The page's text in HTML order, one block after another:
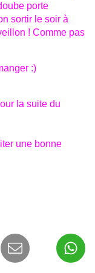
porte
sortir le soir à
! Comme pas
:)
la suite du
une bonne